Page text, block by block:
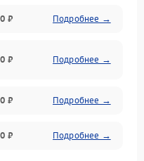
₽ Подробнее →
₽ Подробнее →
₽ Подробнее →
₽ Подробнее →